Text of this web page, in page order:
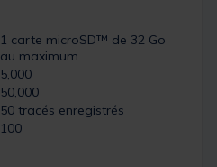
1 carte microSD™ de 32 Go
au maximum
5,000
50,000
50 tracés enregistrés
100